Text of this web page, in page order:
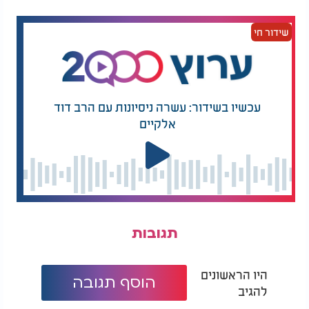
בפירוש את השבת בהדלקת נרות השבת) יהיה אסור
לבשל או לעשות מלאכה לאחר הדלקת הנרות.
יש לציין שמה שכתב מרן שולחן ערוך (סימן רנב) שכל
מלאכה שהתחילו לעשותה לפני כניסת השבת והיא
ז"א שאם אדם הניח על גבי הפלטה לפני כניסת השבת
תבשיל אפילו שאינו מבושל כלל, כגון חמין והוא הולך
ומתבשל במהלך השבת, הדבר יהיה מותר, כיוון שאיננו
נוגעים בסיר עד גמר בישולו (ואסור לגעת בו כלל עד
לאחר זמן שבוודאי התבשל כל מה שבתוכו דהיינו
בשעות הבוקר למחרת או יותר).
שידור חי
עכשיו בשידור: עשרה ניסיונות עם הרב דוד
אלקיים
תגובות
היו הראשונים
להגיב
הוסף תגובה